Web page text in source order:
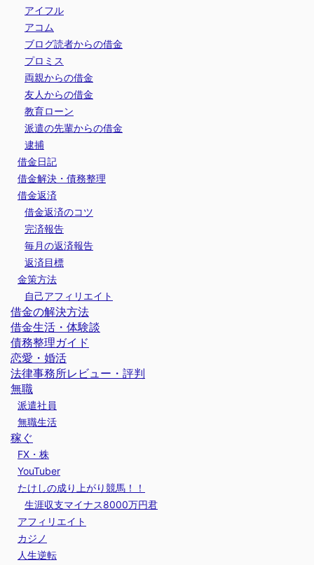
アイフル
アコム
ブログ読者からの借金
プロミス
両親からの借金
友人からの借金
教育ローン
派遣の先輩からの借金
逮捕
借金日記
借金解決・債務整理
借金返済
借金返済のコツ
完済報告
毎月の返済報告
返済目標
金策方法
自己アフィリエイト
借金の解決方法
借金生活・体験談
債務整理ガイド
恋愛・婚活
法律事務所レビュー・評判
無職
派遣社員
無職生活
稼ぐ
FX・株
YouTuber
たけしの成り上がり競馬！！
生涯収支マイナス8000万円君
アフィリエイト
カジノ
人生逆転